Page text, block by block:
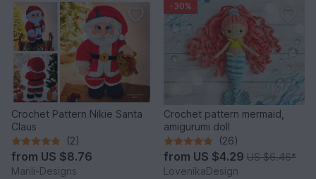
Crochet Pattern Nikie Santa
Claus
(2)
from US $8.76
Marili-Designs
-30%
Crochet pattern mermaid,
amigurumi doll
(26)
from US $4.29 US $6.46*
LovenikaDesign